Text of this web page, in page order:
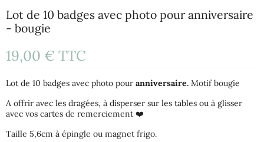
Lot de 10 badges avec photo pour anniversaire
- bougie
19,00 € TTC
Lot de 10 badges avec photo pour anniversaire. Motif bougie
A offrir avec les dragées, à disperser sur les tables ou à glisser
avec vos cartes de remerciement ❤️
Taille 5,6cm à épingle ou magnet frigo.